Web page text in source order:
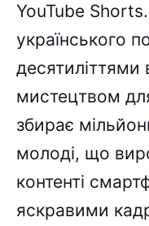
YouTube
українського
мистецтвом
збирає
молоді, що
контенті
яскравими